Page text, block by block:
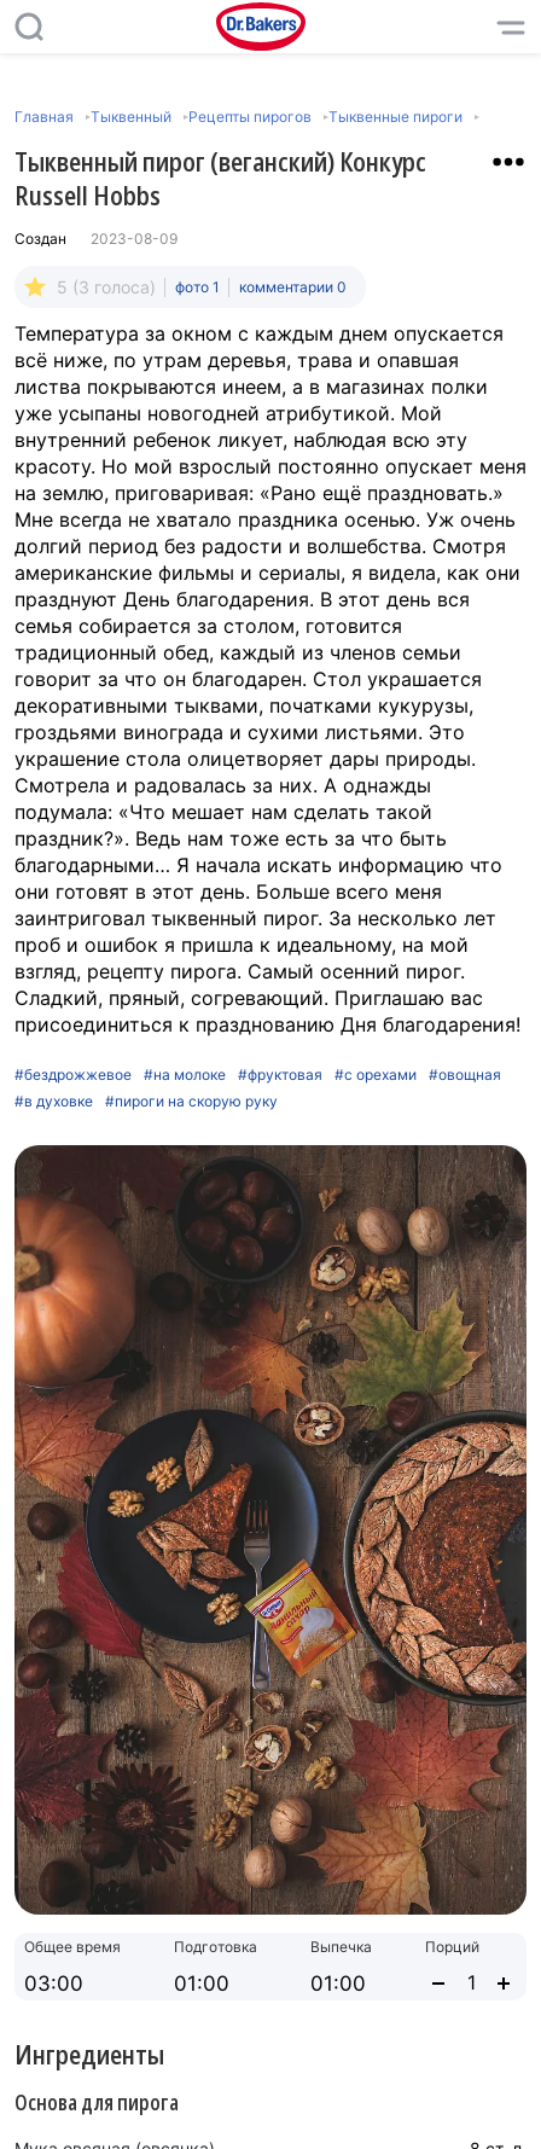
Главная Тыквенный Рецепты пирогов Тыквенные пироги
Тыквенный пирог (веганский) Конкурс
Russell Hobbs
Создан 2023-08-09
5 (3 голоса) фото 1 комментарии 0
Температура за окном с каждым днем опускается
всё ниже, по утрам деревья, трава и опавшая
листва покрываются инеем, а в магазинах полки
уже усыпаны новогодней атрибутикой. Мой
внутренний ребенок ликует, наблюдая всю эту
красоту. Но мой взрослый постоянно опускает меня
на землю, приговаривая: «Рано ещё праздновать.»
Мне всегда не хватало праздника осенью. Уж очень
долгий период без радости и волшебства. Смотря
американские фильмы и сериалы, я видела, как они
празднуют День благодарения. В этот день вся
семья собирается за столом, готовится
традиционный обед, каждый из членов семьи
говорит за что он благодарен. Стол украшается
декоративными тыквами, початками кукурузы,
гроздьями винограда и сухими листьями. Это
украшение стола олицетворяет дары природы.
Смотрела и радовалась за них. А однажды
подумала: «Что мешает нам сделать такой
праздник?». Ведь нам тоже есть за что быть
благодарными… Я начала искать информацию что
они готовят в этот день. Больше всего меня
заинтриговал тыквенный пирог. За несколько лет
проб и ошибок я пришла к идеальному, на мой
взгляд, рецепту пирога. Самый осенний пирог.
Сладкий, пряный, согревающий. Приглашаю вас
присоединиться к празднованию Дня благодарения!
#бездрожжевое #на молоке #фруктовая #с орехами
#овощная
#в духовке
#пироги на скорую руку
Общее время
03:00
Подготовка
01:00
Выпечка
01:00
Порций
Ингредиенты
Основа для пирога